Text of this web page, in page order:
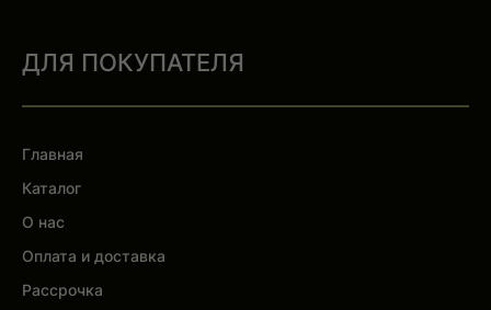
ДЛЯ ПОКУПАТЕЛЯ
Главная
Каталог
О нас
Оплата и доставка
Рассрочка